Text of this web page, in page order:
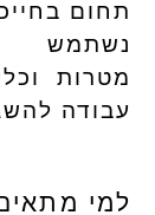
תחום
נשתמש
מטרות
עבודה
למי